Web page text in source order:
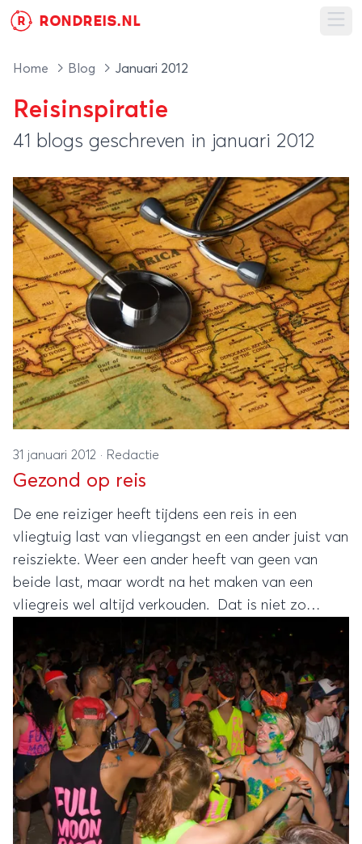
R RONDREIS.NL
Home Blog Januari 2012
Reisinspiratie
41 blogs geschreven in januari 2012
31 januari 2012 · Redactie
Gezond op reis
De ene reiziger heeft tijdens een reis in een
vliegtuig last van vliegangst en een ander juist van
reisziekte. Weer een ander heeft van geen van
beide last, maar wordt na het maken van een
vliegreis wel altijd verkouden. Dat is niet zo
vreemd als je lang met veel mensen in een kleine
ruimte zit, maar wel erg vervelend. Daarom volgen
hier enkele tips om gezond op je bestemming aan
te komen. Deze tips kun je overigens ook
gebruiken als je een busreis of reis per trein maakt.